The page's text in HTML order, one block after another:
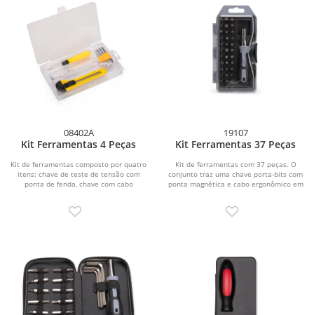
08402A
Kit Ferramentas 4 Peças
Kit de ferramentas composto por quatro
itens: chave de teste de tensão com
ponta de fenda, chave com cabo
19107
Kit Ferramentas 37 Peças
Kit de ferramentas com 37 peças. O
conjunto traz uma chave porta-bits com
ponta magnética e cabo ergonômico em